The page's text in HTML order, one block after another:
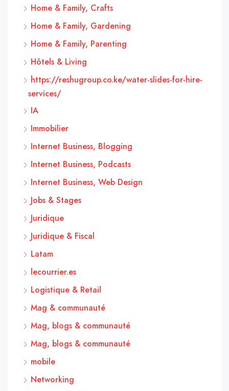
Home & Family, Crafts
Home & Family, Gardening
Home & Family, Parenting
Hôtels & Living
https://reshugroup.co.ke/water-slides-for-hire-
services/
IA
Immobilier
Internet Business, Blogging
Internet Business, Podcasts
Internet Business, Web Design
Jobs & Stages
Juridique
Juridique & Fiscal
Latam
lecourrier.es
Logistique & Retail
Mag & communauté
Mag, blogs & communauté
Mag, blogs & communauté
mobile
Networking